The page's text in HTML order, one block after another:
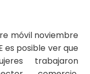
móvil noviembre
es posible ver que
trabajaron